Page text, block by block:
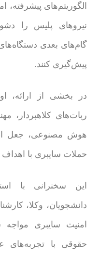
الگوریتم‌های
نیروهای پلیس را
گام‌های بعدی
پیش‌گیری کنند.
در بخشی از ارائه،
ربات‌های کلاهبردار،
هوش مصنوعی، جعل
حملات سایبری با
این سخنرانی با
دانشجویان، وکلا،
امنیت سایبری
حقوقی با